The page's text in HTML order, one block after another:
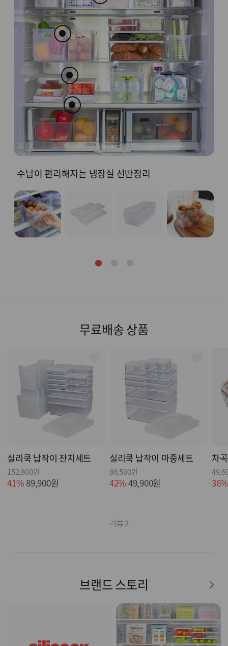
수납이 편리해지는 냉장실 선반정리
무료배송 상품
실리쿡 납작이 잔치세트
152,800원
41% 89,900원
실리쿡 납작이 마중세트
86,500원
42% 49,900원
리뷰 2
차
브랜드 스토리